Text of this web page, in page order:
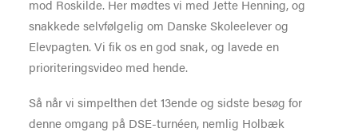
mod Roskilde. Her mødtes vi med Jette Henning, og
snakkede selvfølgelig om Danske Skoleelever og
Elevpagten. Vi fik os en god snak, og lavede en
prioriteringsvideo med hende.
Så når vi simpelthen det 13ende og sidste besøg for
denne omgang på DSE-turnéen, nemlig Holbæk